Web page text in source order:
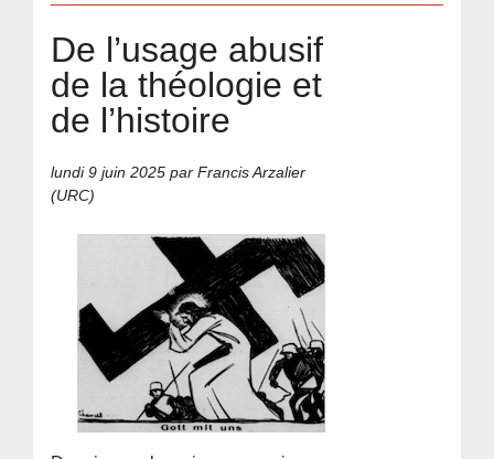
De l’usage abusif
de la théologie et
de l’histoire
lundi 9 juin 2025 par Francis Arzalier
(URC)